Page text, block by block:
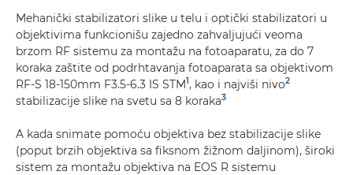
Mehanički stabilizatori slike u telu i optički stabilizatori u
objektivima funkcionišu zajedno zahvaljujući veoma
brzom RF sistemu za montažu na fotoaparatu, za do 7
koraka zaštite od podrhtavanja fotoaparata sa objektivom
RF-S 18-150mm F3.5-6.3 IS STM1, kao i najviši nivo2
stabilizacije slike na svetu sa 8 koraka3
A kada snimate pomoću objektiva bez stabilizacije slike
(poput brzih objektiva sa fiksnom žižnom daljinom), široki
sistem za montažu objektiva na EOS R sistemu